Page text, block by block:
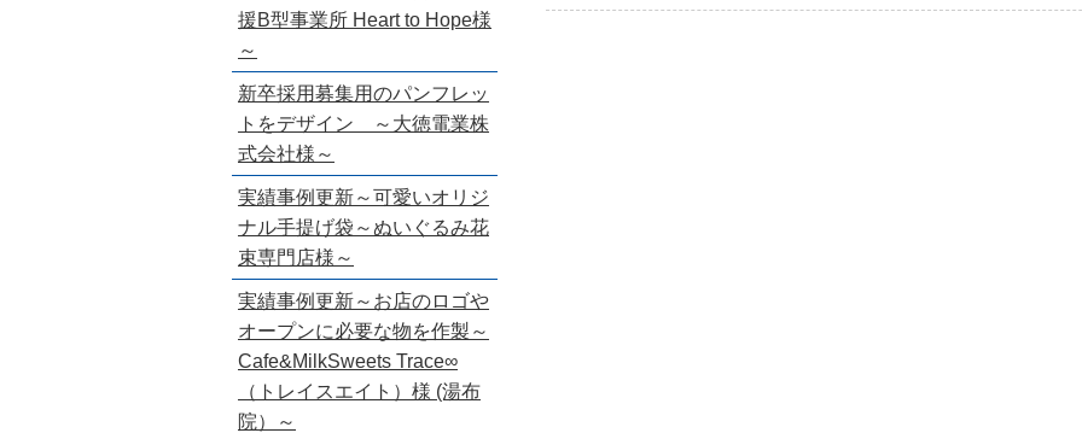
援B型事業所 Heart to Hope様
～
新卒採用募集用のパンフレッ
トをデザイン ～大徳電業株
式会社様～
実績事例更新～可愛いオリジ
ナル手提げ袋～ぬいぐるみ花
束専門店様～
実績事例更新～お店のロゴや
オープンに必要な物を作製～
Cafe&MilkSweets Trace∞
（トレイスエイト）様 (湯布
院）～